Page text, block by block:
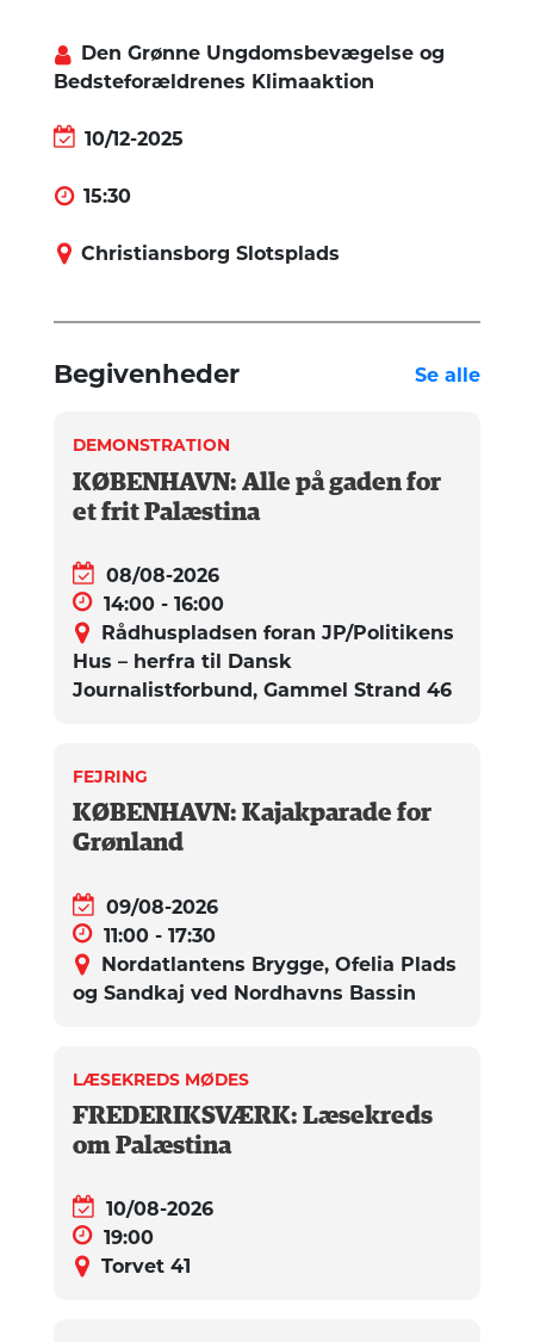
Den Grønne Ungdomsbevægelse og
Bedsteforældrenes Klimaaktion
10/12-2025
15:30
Christiansborg Slotsplads
Begivenheder Se alle
DEMONSTRATION
KØBENHAVN: Alle på gaden for
et frit Palæstina
08/08-2026
14:00 - 16:00
Rådhuspladsen foran JP/Politikens
Hus – herfra til Dansk
Journalistforbund, Gammel Strand 46
FEJRING
KØBENHAVN: Kajakparade for
Grønland
09/08-2026
11:00 - 17:30
Nordatlantens Brygge, Ofelia Plads
og Sandkaj ved Nordhavns Bassin
LÆSEKREDS MØDES
FREDERIKSVÆRK: Læsekreds
om Palæstina
10/08-2026
19:00
Torvet 41